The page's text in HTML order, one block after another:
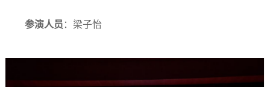
参演人员 ：梁子怡